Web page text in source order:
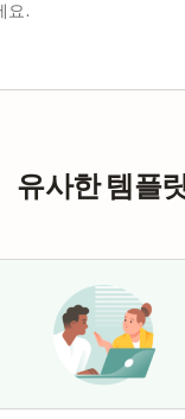
요.
유사한 템플